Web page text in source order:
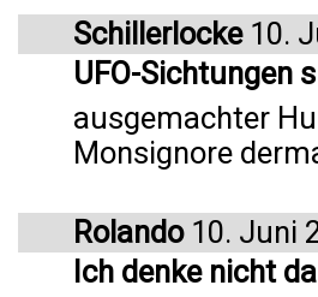
Schillerlocke10.
UFO-Sichtungen
ausgemachter
Monsignore
Rolando10. Juni
Ich denke nicht